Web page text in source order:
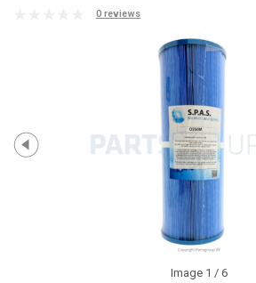
0 reviews
Image 1 / 6